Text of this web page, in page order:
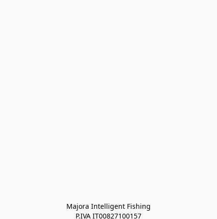
Majora Intelligent Fishing
P.IVA IT00827100157